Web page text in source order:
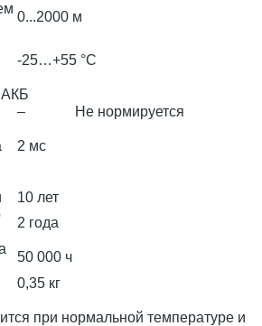
0...2000 м
-25…+55 °С
АКБ
–
Не нормируется
2 мс
10 лет
2 года
50 000 ч
0,35 кг
при нормальной температуре и